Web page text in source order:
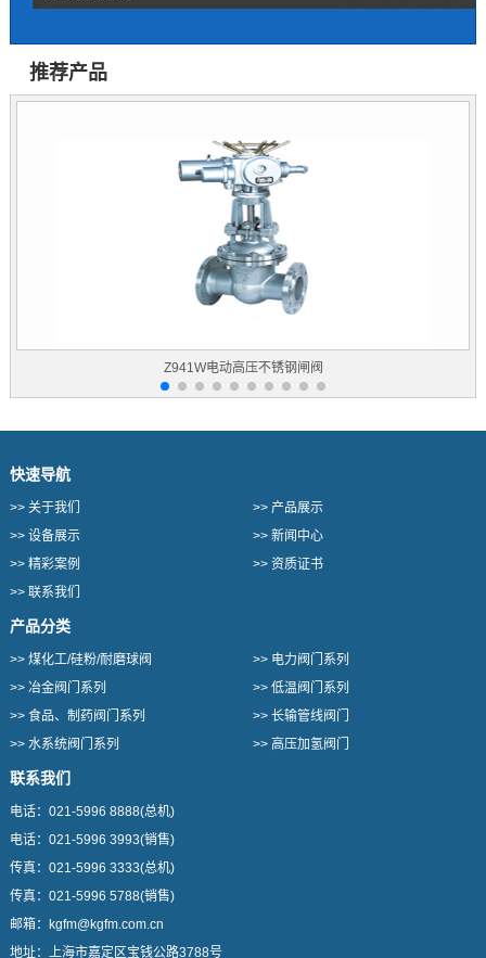
推荐产品
Z41H锻钢法兰闸阀
快速导航
>> 关于我们 >> 产品展示
>> 设备展示 >> 新闻中心
>> 精彩案例 >> 资质证书
>> 联系我们
产品分类
>> 煤化工/硅粉/耐磨球阀 >> 电力阀门系列
>> 冶金阀门系列 >> 低温阀门系列
>> 食品、制药阀门系列 >> 长输管线阀门
>> 水系统阀门系列 >> 高压加氢阀门
联系我们
电话： 021-5996 8888(总机)
电话： 021-5996 3993(销售)
传真： 021-5996 3333(总机)
传真： 021-5996 5788(销售)
邮箱：
kgfm@kgfm.com.cn
地址： 上海市嘉定区宝钱公路3788号